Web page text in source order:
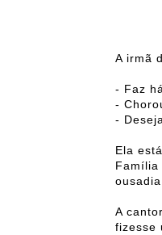
A irmã
- Faz
-
-
Ela
Família
A
fizesse